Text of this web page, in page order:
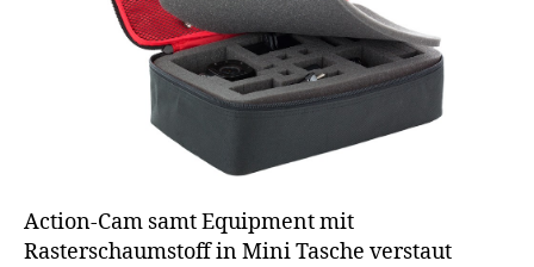
Action-Cam samt Equipment mit
Rasterschaumstoff in Mini Tasche verstaut